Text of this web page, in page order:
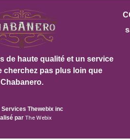
de haute qualité et un service
cherchez pas plus loin que
Chabanero.
Thewebix inc
par The Webix